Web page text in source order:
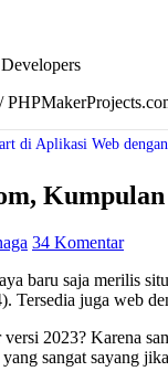
/
di Aplikasi Web
34 Komentar
baru saja merilis
Tersedia juga web
2023? Karena
sangat sayang